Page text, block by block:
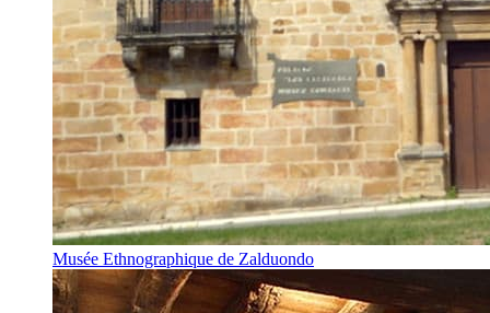
Musée Ethnographique de Zalduondo